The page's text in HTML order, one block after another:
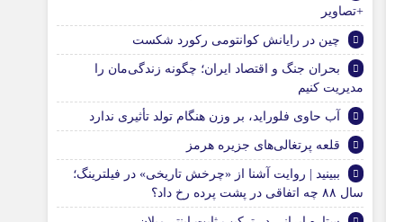
+تصاویر
چین در رایانش کوانتومی رکورد شکست
بحران جنگ و اقتصاد ایران؛ چگونه زندگی‌مان را
مدیریت کنیم
آب حاوی فلوراید، بر وزن هنگام تولد تأثیری ندارد
قلعه پرتغالی‌های جزیره هرمز
ببینید | روایت آشنا از «چرخش تاریخی» در فیلترینگ؛
سال ۸۸ چه اتفاقی در پشت پرده رخ داد؟